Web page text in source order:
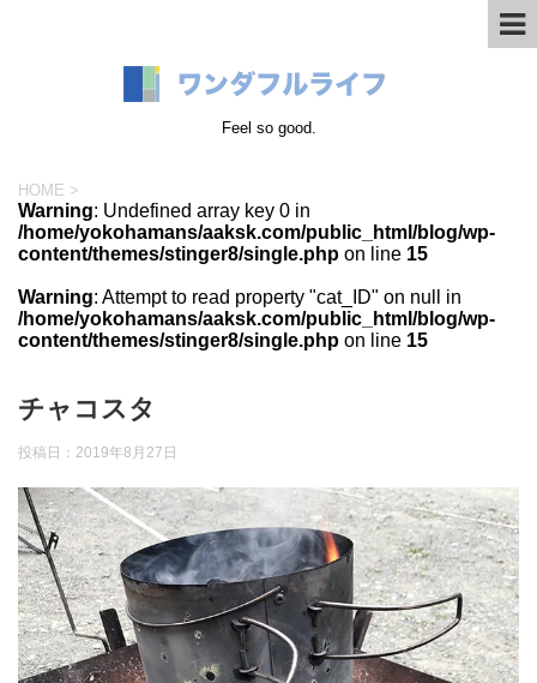
Feel so good.
HOME >
Warning: Undefined array key 0 in
/home/yokohamans/aaksk.com/public_html/blog/wp-
content/themes/stinger8/single.php on line 15
Warning: Attempt to read property "cat_ID" on null in
/home/yokohamans/aaksk.com/public_html/blog/wp-
content/themes/stinger8/single.php on line 15
チャコスタ
投稿日： 2019年8月27日